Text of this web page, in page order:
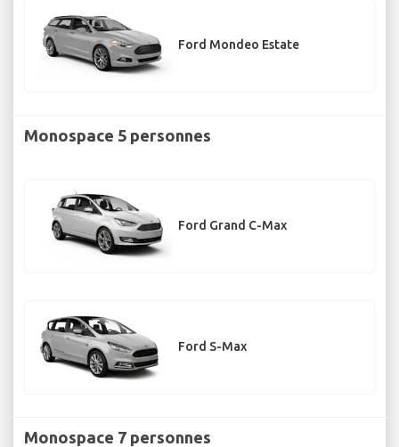
Ford Mondeo Estate
Monospace 5 personnes
Ford Grand C-Max
Ford S-Max
Monospace 7 personnes